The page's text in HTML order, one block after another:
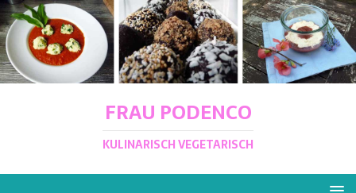
FRAU PODENCO
KULINARISCH VEGETARISCH